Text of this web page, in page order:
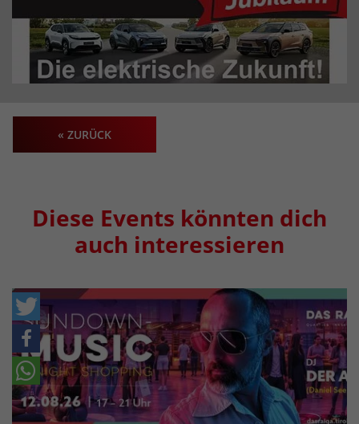
« ZURÜCK
Diese Events könnten dich
auch interessieren